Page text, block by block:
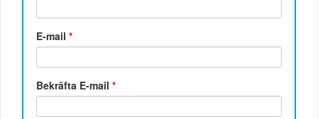
E-mail*
Bekräfta E-mail*